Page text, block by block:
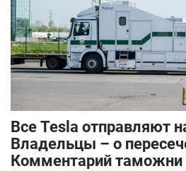
Все Tesla отправляют
Владельцы – о
Комментарий таможни